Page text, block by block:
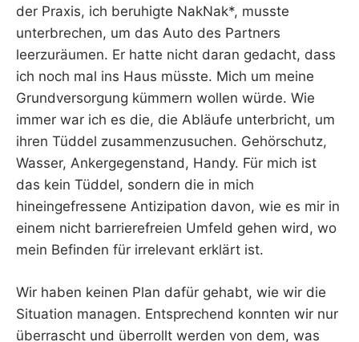
der Praxis, ich beruhigte NakNak*, musste
unterbrechen, um das Auto des Partners
leerzuräumen. Er hatte nicht daran gedacht, dass
ich noch mal ins Haus müsste. Mich um meine
Grundversorgung kümmern wollen würde. Wie
immer war ich es die, die Abläufe unterbricht, um
ihren Tüddel zusammenzusuchen. Gehörschutz,
Wasser, Ankergegenstand, Handy. Für mich ist
das kein Tüddel, sondern die in mich
hineingefressene Antizipation davon, wie es mir in
einem nicht barrierefreien Umfeld gehen wird, wo
mein Befinden für irrelevant erklärt ist.
Wir haben keinen Plan dafür gehabt, wie wir die
Situation managen. Entsprechend konnten wir nur
überrascht und überrollt werden von dem, was